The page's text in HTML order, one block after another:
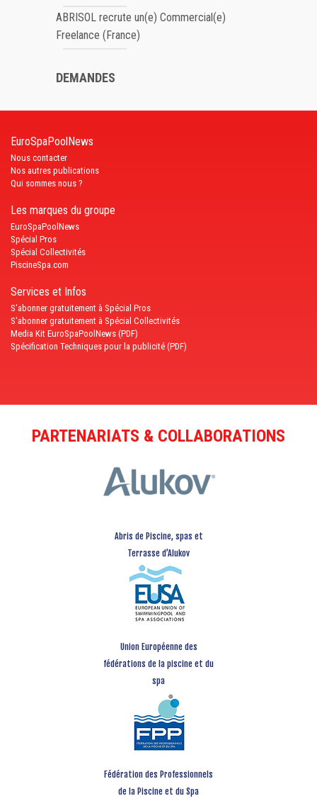
ABRISOL recrute un(e) Commercial(e)
Freelance (France)
DEMANDES
EuroSpaPoolNews
Nous contacter
Nos autres publications
Qui sommes nous ?
Les marques du groupe
EuroSpaPoolNews
Spécial Pros
Spécial Collectivités
PiscineSpa.com
Services et Infos
S'abonner gratuitement à Spécial Pros
S'abonner gratuitement à Spécial Collectivités
Media Kit EuroSpaPoolNews (PDF)
Spécification Techniques pour la publicité (PDF)
PARTENARIATS & COLLABORATIONS
Abris de Piscine, spas et
Terrasse d’Alukov
Union Européenne des
fédérations de la piscine et du
spa
Fédération des Professionnels
de la Piscine et du Spa